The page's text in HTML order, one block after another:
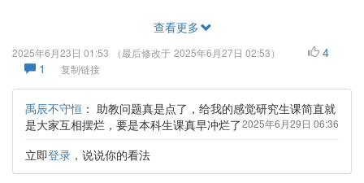
查看更多
2025年6月23日 01:53 （最后修改于 2025年6月27日 02:53）
4
1
复制链接
禹辰不守恒 ： 助教问题真是点了，给我的感觉研究生课简直就
是大家互相摆烂，要是本科生课真早冲烂了2025年6月29日 06:36
立即登录 ，说说你的看法